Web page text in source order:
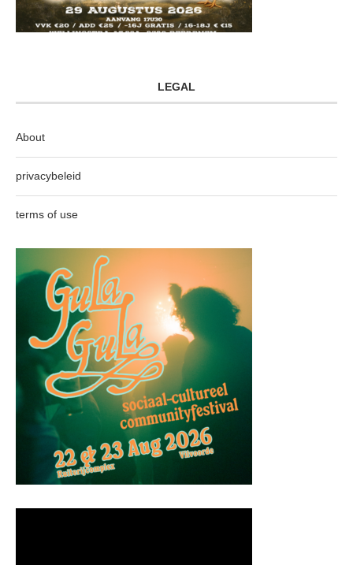
LEGAL
About
privacybeleid
terms of use